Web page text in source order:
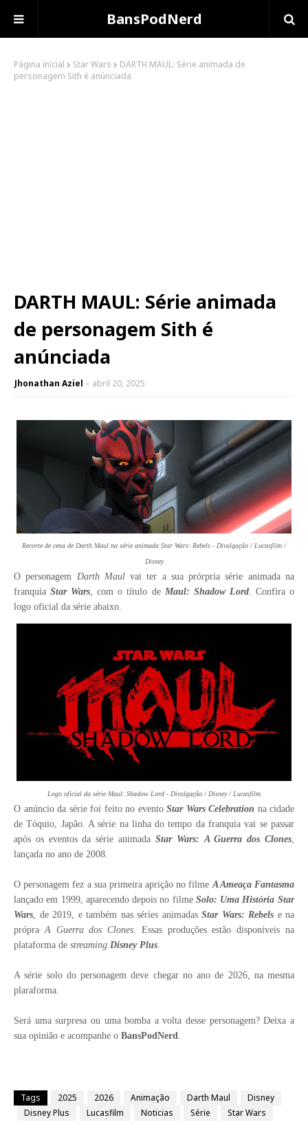
BansPodNerd
Página inicial Star Wars
DARTH MAUL: Série animada de
personagem Sith é anúnciada
DARTH MAUL: Série animada
de personagem Sith é
anúnciada
Jhonathan Aziel abril 20, 2025
Recorte de cena de Darth Maul na série animada Star Wars: Rebels - Divulgação / Lucasfilm /
Disney
O personagem Darth Maulvai ter a sua prórpria série animada na
franquiaStar Wars, com o título de Maul: Shadow Lord. Confira o
logo oficial da série abaixo.
Logo oficial da série Maul: Shadow Lord - Divulgação / Disney / Lucasfilm
O anúncio da série foi feito no evento Star Wars Celebration na cidade
de Tóquio, Japão. A série na linha do tempo da franquia vai se passar
após os eventos da série animada Star Wars: A Guerra dos Clones,
lançada no ano de 2008.
O personagem fez a sua primeira aprição no filmeA Ameaça Fantasma
lançado em 1999, aparecendo depois no filme Solo: Uma História Star
Wars, de 2019, e também nas séries animadas Star Wars: Rebels e na
própraA Guerra dos Clones. Essas produções estão disponíveis na
plataforma de streaming Disney Plus.
A série solo do personagem deve chegar no ano de 2026, na mesma
plaraforma.
Será uma surpresa ou uma bomba a volta desse personagem? Deixa a
sua opinião e acompanhe o BansPodNerd.
Tags 2025 2026 Animação Darth Maul
Disney
Disney Plus
Lucasfilm Noticias Série Star Wars